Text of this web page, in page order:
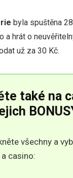
byla spuštěna
a hrát o
už za 30 Kč.
také na
všechny a
casino: